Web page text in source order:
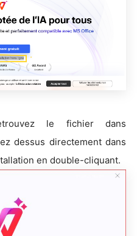
le fichier dans
dessus directement dans
en double-cliquant.